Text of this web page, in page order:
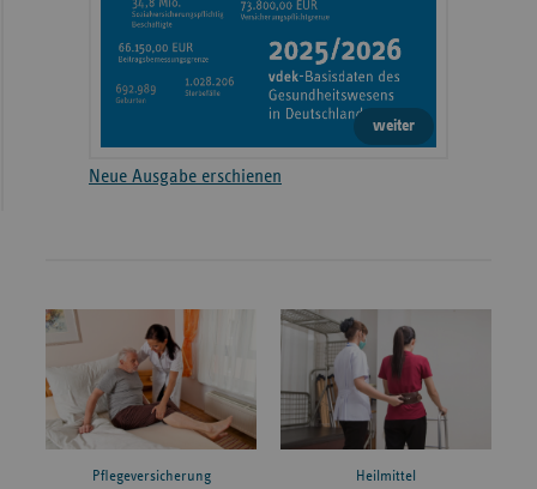
weiter
Neue Ausgabe erschienen
Pflegeversicherung Heilmittel